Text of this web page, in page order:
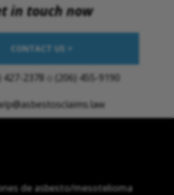
in touch now
CONTACT US >
427-2378 (206) 455-9190
de asbesto/mesotelioma